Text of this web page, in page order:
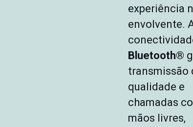
experiência
envolvente.
Bluetooth®
transmissão
qualidade e
chamadas
mãos livres,